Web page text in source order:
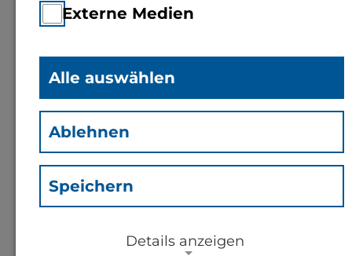
Mitarbeiter Fachbereich 1
Kontakt
Externe Medien
Alle auswählen
Ablehnen
Speichern
Details anzeigen